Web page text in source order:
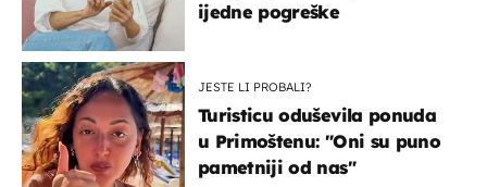
ijedne pogreške
JESTE LI PROBALI?
Turisticu oduševila ponuda
u Primoštenu: "Oni su puno
pametniji od nas"